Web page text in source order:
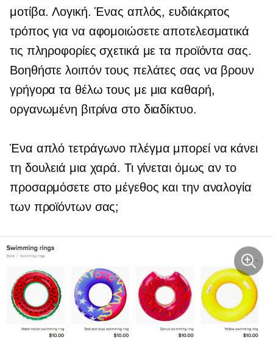
μοτίβα. Λογική. Ένας απλός, ευδιάκριτος
τρόπος για να αφομοιώσετε αποτελεσματικά
τις πληροφορίες σχετικά με τα προϊόντα σας.
Βοηθήστε λοιπόν τους πελάτες σας να βρουν
γρήγορα τα θέλω τους με μια καθαρή,
οργανωμένη βιτρίνα στο διαδίκτυο.
Ένα απλό τετράγωνο πλέγμα μπορεί να κάνει
τη δουλειά μια χαρά. Τι γίνεται όμως αν το
προσαρμόσετε στο μέγεθος και την αναλογία
των προϊόντων σας;